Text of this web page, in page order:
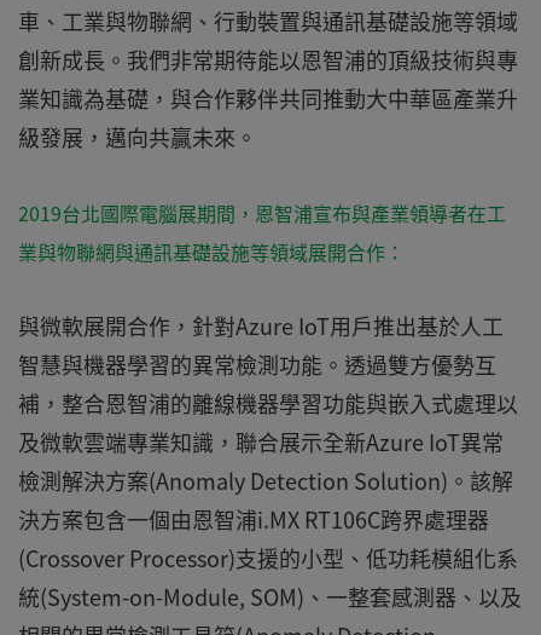
車、工業與物聯網、行動裝置與通訊基礎設施等領域
創新成長。我們非常期待能以恩智浦的頂級技術與專
業知識為基礎，與合作夥伴共同推動大中華區產業升
級發展，邁向共贏未來。
2019台北國際電腦展期間，恩智浦宣布與產業領導者在工
業與物聯網與通訊基礎設施等領域展開合作：
與微軟展開合作，針對Azure IoT用戶推出基於人工
智慧與機器學習的異常檢測功能。透過雙方優勢互
補，整合恩智浦的離線機器學習功能與嵌入式處理以
及微軟雲端專業知識，聯合展示全新Azure IoT異常
檢測解決方案(Anomaly Detection Solution)。該解
決方案包含一個由恩智浦i.MX RT106C跨界處理器
(Crossover Processor)支援的小型、低功耗模組化系
統(System-on-Module, SOM)、一整套感測器、以及